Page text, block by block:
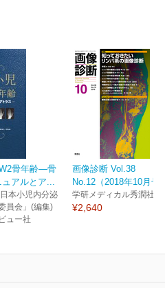
骨年齢—骨
アルとア...
本小児内分泌
員会」(編集)
ュー社
画像診断 Vol.38
No.12（2018年10月号）
学研メディカル秀潤社
¥2,640